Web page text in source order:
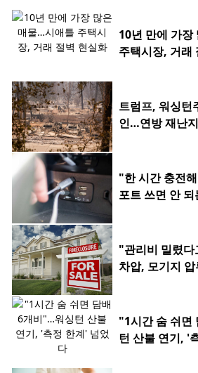
10년 만에 가
주택시장, 거래
트럼프, 워싱턴
인…연방 재난
"한 시간 충전
포트 쓰면 안
"관리비 밀렸
차압, 모기지
"1시간 숨 쉬
턴 산불 연기, '